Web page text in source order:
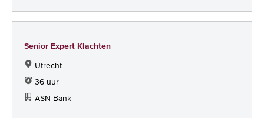
Senior Expert Klachten
Utrecht
36 uur
ASN Bank